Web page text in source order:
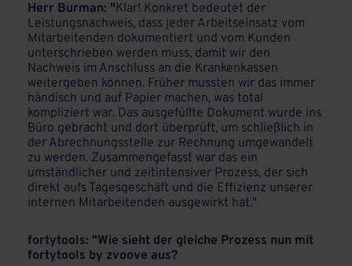
Herr Burman: "Klar! Konkret bedeutet der
Leistungsnachweis, dass jeder Arbeitseinsatz vom
Mitarbeitenden dokumentiert und vom Kunden
unterschrieben werden muss, damit wir den
Nachweis im Anschluss an die Krankenkassen
weitergeben können. Früher mussten wir das immer
händisch und auf Papier machen, was total
kompliziert war. Das ausgefüllte Dokument wurde ins
Büro gebracht und dort überprüft, um schließlich in
der Abrechnungsstelle zur Rechnung umgewandelt
zu werden. Zusammengefasst war das ein
umständlicher und zeitintensiver Prozess, der sich
direkt aufs Tagesgeschäft und die Effizienz unserer
internen Mitarbeitenden ausgewirkt hat."
fortytools: "Wie sieht der gleiche Prozess nun mit
fortytools by zvoove aus?